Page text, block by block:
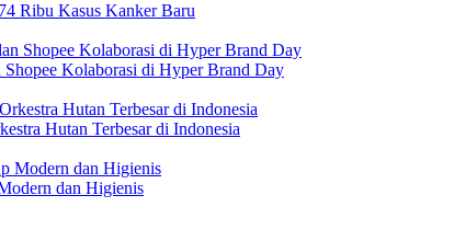
Ribu Kasus Kanker Baru
Kolaborasi di Hyper Brand Day
Hutan Terbesar di Indonesia
dan Higienis